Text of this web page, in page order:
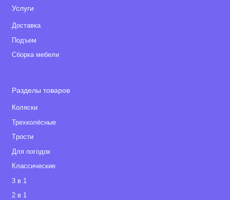
Услуги
Доставка
Подъем
Сборка мебели
Разделы товаров
Коляски
Трехколёсные
Tрости
Для погодок
Классические
3 в 1
2 в 1